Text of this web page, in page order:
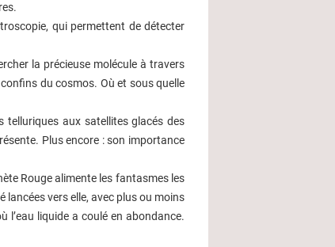
qui permettent de détecter
la précieuse molécule à travers
du cosmos. Où et sous quelle
telluriques aux satellites glacés des
Plus encore : son importance
Rouge alimente les fantasmes les
lancées vers elle, avec plus ou moins
l’eau liquide a coulé en abondance.